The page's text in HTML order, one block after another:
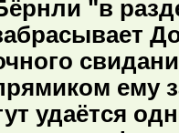
"в
ему
удаётся